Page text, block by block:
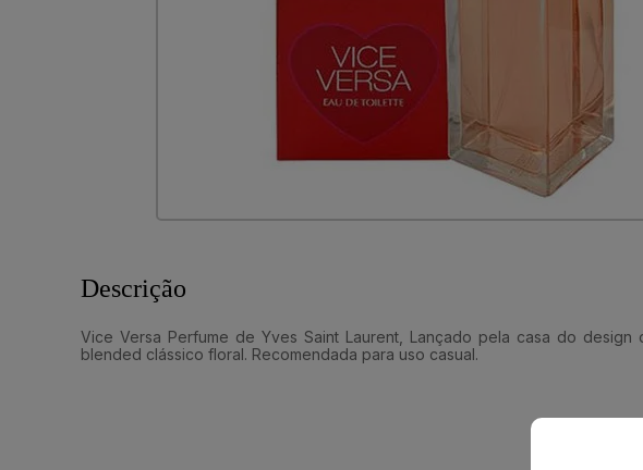
Descrição
Vice Versa Perfume de Yves Saint Laurent, Lançado pela casa do
blended clássico floral. Recomendada para uso casual.